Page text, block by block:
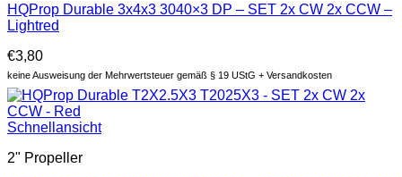
HQProp Durable 3x4x3 3040×3 DP – SET 2x CW 2x CCW –
Lightred
€3,80
keine Ausweisung der Mehrwertsteuer gemäß § 19 UStG + Versandkosten
Schnellansicht
2" Propeller